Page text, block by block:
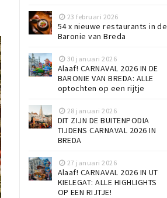
23 februari 2026
54 x nieuwe restaurants in de
Baronie van Breda
30 januari 2026
Alaaf! CARNAVAL 2026 IN DE
BARONIE VAN BREDA: ALLE
optochten op een rijtje
28 januari 2026
DIT ZIJN DE BUITENPODIA
TIJDENS CARNAVAL 2026 IN
BREDA
27 januari 2026
Alaaf! CARNAVAL 2026 IN UT
KIELEGAT: ALLE HIGHLIGHTS
OP EEN RIJTJE!